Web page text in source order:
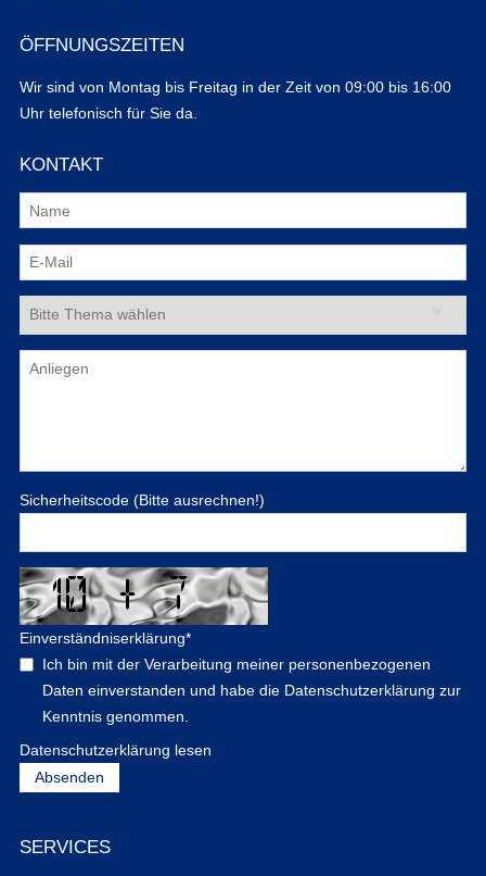
ÖFFNUNGSZEITEN
Wir sind von Montag bis Freitag in der Zeit von 09:00 bis 16:00
Uhr telefonisch für Sie da.
KONTAKT
Sicherheitscode (Bitte ausrechnen!)
Einverständniserklärung*
Ich bin mit der Verarbeitung meiner personenbezogenen
Daten einverstanden und habe die Datenschutzerklärung zur
Kenntnis genommen.
Datenschutzerklärung lesen
SERVICES